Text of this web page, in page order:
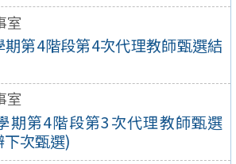
室
第4階段第4次代理教師甄選結
室
期第4階段第3次代理教師甄選
次甄選)